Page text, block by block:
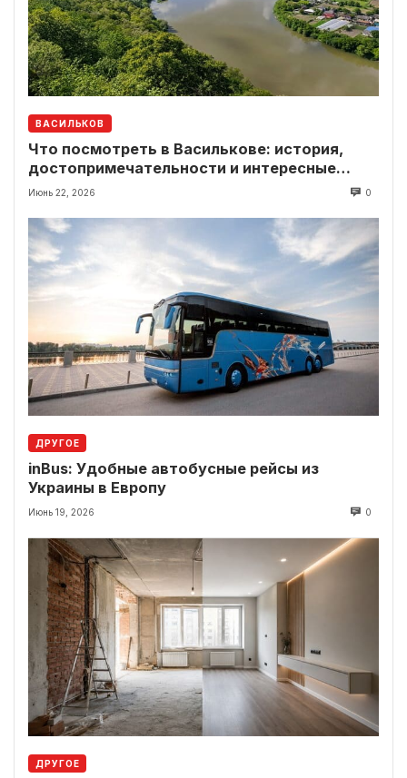
ВАСИЛЬКОВ
Что посмотреть в Василькове: история,
достопримечательности и интересные
локации рядом
Июнь 22, 2026 0
ДРУГОЕ
inBus: Удобные автобусные рейсы из
Украины в Европу
Июнь 19, 2026 0
ДРУГОЕ